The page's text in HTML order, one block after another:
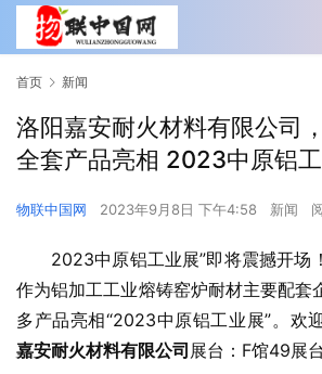
首页 新闻
洛阳嘉安耐火材料有限公司
全套产品亮相 2023中原铝
物联中国网 2023年9月8日 下午4:58 新闻
2023中原铝工业展”即将震撼开场
作为铝加工工业熔铸窑炉耐材主要配套
多产品亮相“2023中原铝工业展”。欢
嘉安耐火材料有限公司 展台：F馆49展台